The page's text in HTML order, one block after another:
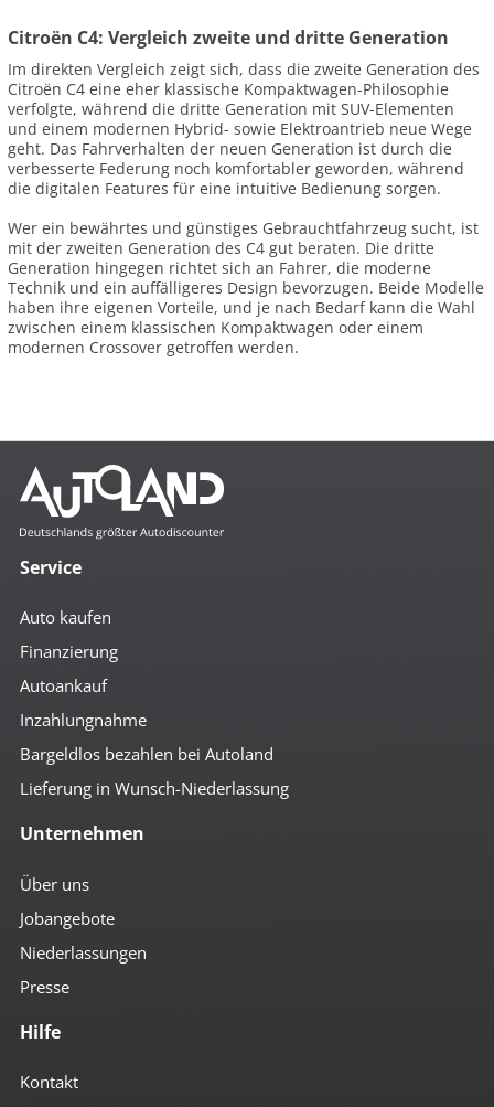
Citroën C4: Vergleich zweite und dritte Generation
Im direkten Vergleich zeigt sich, dass die zweite Generation des
Citroën C4 eine eher klassische Kompaktwagen-Philosophie
verfolgte, während die dritte Generation mit SUV-Elementen
und einem modernen Hybrid- sowie Elektroantrieb neue Wege
geht. Das Fahrverhalten der neuen Generation ist durch die
verbesserte Federung noch komfortabler geworden, während
die digitalen Features für eine intuitive Bedienung sorgen.
Wer ein bewährtes und günstiges Gebrauchtfahrzeug sucht, ist
mit der zweiten Generation des C4 gut beraten. Die dritte
Generation hingegen richtet sich an Fahrer, die moderne
Technik und ein auffälligeres Design bevorzugen. Beide Modelle
haben ihre eigenen Vorteile, und je nach Bedarf kann die Wahl
zwischen einem klassischen Kompaktwagen oder einem
modernen Crossover getroffen werden.
Service
Auto kaufen
Finanzierung
Autoankauf
Inzahlungnahme
Bargeldlos bezahlen bei Autoland
Lieferung in Wunsch-Niederlassung
Unternehmen
Über uns
Jobangebote
Niederlassungen
Presse
Hilfe
Kontakt